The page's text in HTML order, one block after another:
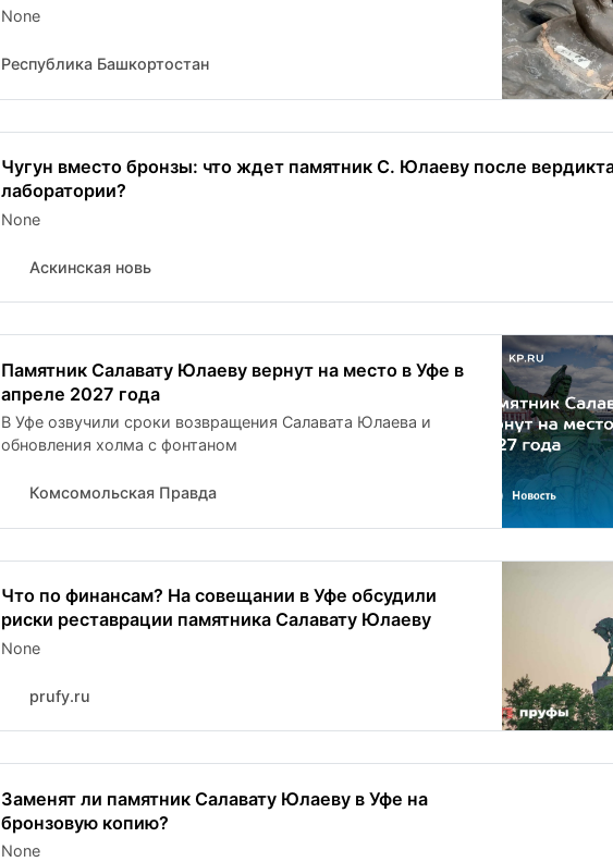
None
Республика Башкортостан
Чугун вместо бронзы: что ждет памятник С. Юлаеву после
лаборатории?
None
Аскинская новь
Памятник Салавату Юлаеву вернут на место в Уфе в
апреле 2027 года
В Уфе озвучили сроки возвращения Салавата Юлаева и
обновления холма с фонтаном
Комсомольская Правда
Что по финансам? На совещании в Уфе обсудили
риски реставрации памятника Салавату Юлаеву
None
prufy.ru
Заменят ли памятник Салавату Юлаеву в Уфе на
бронзовую копию?
None